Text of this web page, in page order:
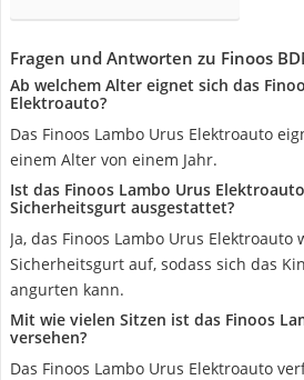
Fragen und Antworten zu Finoos
Ab welchem Alter eignet sich das
Elektroauto?
Das Finoos Lambo Urus Elektroauto
einem Alter von einem Jahr.
Ist das Finoos Lambo Urus
Sicherheitsgurt ausgestattet?
Ja, das Finoos Lambo Urus Elektroauto
Sicherheitsgurt auf, sodass sich das
angurten kann.
Mit wie vielen Sitzen ist das Finoos
versehen?
Das Finoos Lambo Urus Elektroauto